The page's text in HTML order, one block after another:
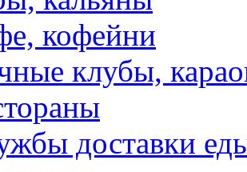
кофейни
клубы,
доставки